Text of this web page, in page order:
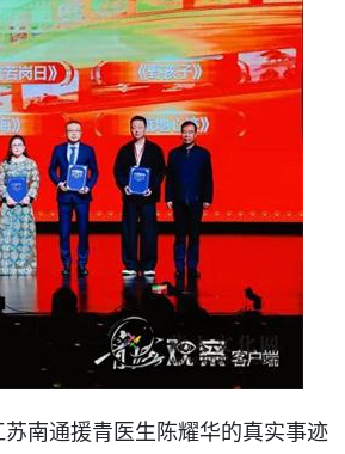
南通援青医生陈耀华的真实事迹